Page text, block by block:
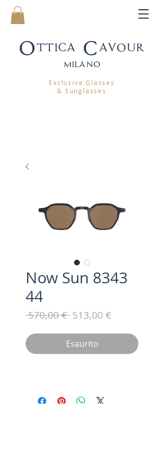
Ottica Cavour
milano
Exclusive Glasses
& Sunglasses
Now Sun 8343
44
570,00 € Prezzo
513,00 €Prezzo
Esaurito